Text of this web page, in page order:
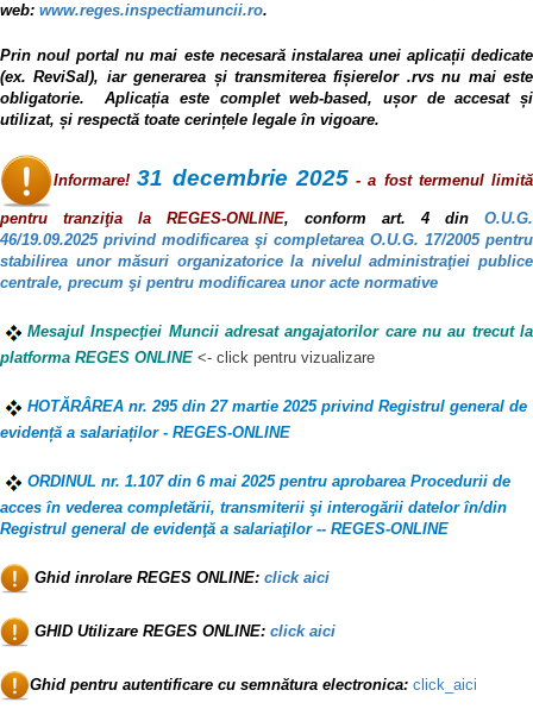
web: www.reges.inspectiamuncii.ro.
Prin noul portal nu mai este necesară instalarea unei aplicații dedicate
(ex. ReviSal), iar generarea și transmiterea fișierelor .rvs nu mai este
obligatorie. Aplicația este complet web-based, ușor de accesat și
utilizat, și respectă toate cerințele legale în vigoare.
Informare!31 decembrie 2025 - a fost termenul limită
pentru tranziţia la REGES-ONLINE, conform art. 4 din O.U.G.
46/19.09.2025 privind modificarea şi completarea O.U.G. 17/2005 pentru
stabilirea unor măsuri organizatorice la nivelul administraţiei publice
centrale, precum şi pentru modificarea unor acte normative
Mesajul Inspecţiei Muncii adresat angajatorilor care nu au trecut la
platforma REGES ONLINE <- click pentru vizualizare
HOTĂRÂREA nr. 295 din 27 martie 2025 privind Registrul general de
evidență a salariaților - REGES-ONLINE
ORDINUL nr. 1.107 din 6 mai 2025 pentru aprobarea Procedurii de
acces în vederea completării, transmiterii şi interogării datelor în/din
Registrul general de evidenţă a salariaţilor -- REGES-ONLINE
Ghid inrolare REGES ONLINE: click aici
GHID Utilizare REGES ONLINE: click aici
Ghid pentru autentificare cu semnătura electronica: click_aici